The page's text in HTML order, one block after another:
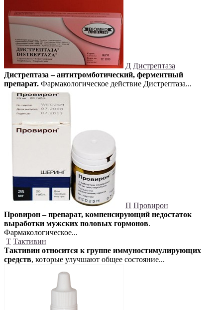
Д Дистрептаза
Дистрептаза – антитромботический, ферментный
препарат. Фармакологическое действие Дистрептаза...
П Провирон
Провирон – препарат, компенсирующий недостаток
выработки мужских половых гормонов.
Фармакологическое...
Т Тактивин
Тактивин относится к группе иммуностимулирующих
средств, которые улучшают общее состояние...